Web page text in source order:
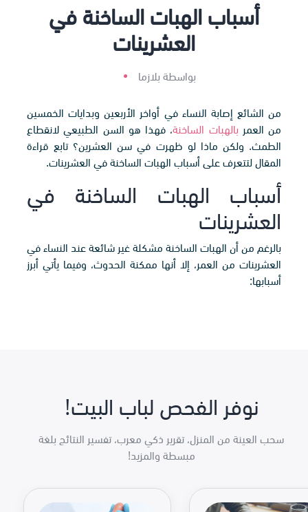
أسباب الهبات الساخنة في
العشرينات
بواسطة بلازما
من الشائع إصابة النساء في أواخر الأربعين وبدايات الخمسين
من العمر بالهبات الساخنة، فهذا هو السن الطبيعي لانقطاع
الطمث. ولكن ماذا لو ظهرت في سن العشرين؟ تابع قراءة
المقال لتتعرف على أسباب الهبات الساخنة في العشرينات.
أسباب الهبات الساخنة في
العشرينات
بالرغم من أن الهبات الساخنة مشكلة غير شائعة عند النساء في
العشرينات من العمر، إلا أنها ممكنة الحدوث، وفيما يأتي أبرز
أسبابها:
نوفر الفحص لباب البيت!
سحب العينة من المنزل، تقرير ذكي معرب، تفسير النتائج بلغة
مبسطة والمزيد!